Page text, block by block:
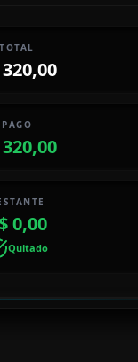
TOTAL
PAGO
0,00
Quitado